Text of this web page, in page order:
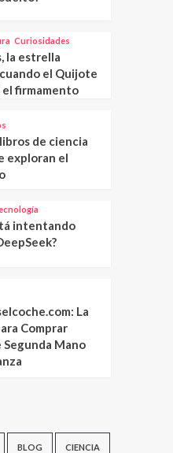
Curiosidades
la estrella
el Quijote
firmamento
de ciencia
exploran el
intentando
La
Comprar
Segunda Mano
BLOG CIENCIA